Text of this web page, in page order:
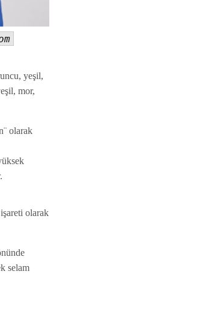
yeşil,
mor,
olarak
olarak
selam